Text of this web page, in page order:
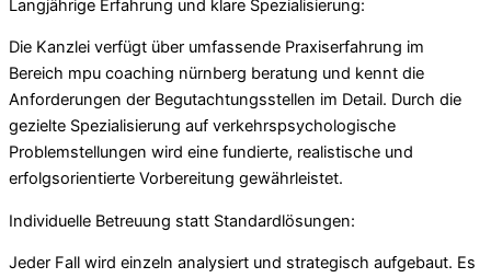
Langjährige Erfahrung und klare Spezialisierung:
Die Kanzlei verfügt über umfassende Praxiserfahrung im
Bereich mpu coaching nürnberg beratung und kennt die
Anforderungen der Begutachtungsstellen im Detail. Durch die
gezielte Spezialisierung auf verkehrspsychologische
Problemstellungen wird eine fundierte, realistische und
erfolgsorientierte Vorbereitung gewährleistet.
Individuelle Betreuung statt Standardlösungen:
Jeder Fall wird einzeln analysiert und strategisch aufgebaut. Es